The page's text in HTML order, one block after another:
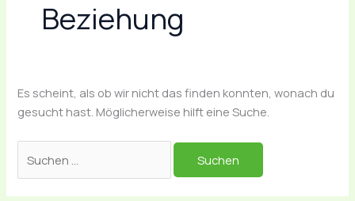
Beziehung
Es scheint, als ob wir nicht das finden konnten, wonach du
gesucht hast. Möglicherweise hilft eine Suche.